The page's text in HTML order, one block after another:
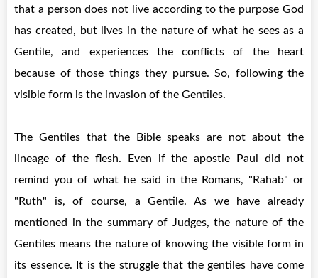
that a person does not live according to the purpose God
has created, but lives in the nature of what he sees as a
Gentile, and experiences the conflicts of the heart
because of those things they pursue. So, following the
visible form is the invasion of the Gentiles.
The Gentiles that the Bible speaks are not about the
lineage of the flesh. Even if the apostle Paul did not
remind you of what he said in the Romans, "Rahab" or
"Ruth" is, of course, a Gentile. As we have already
mentioned in the summary of Judges, the nature of the
Gentiles means the nature of knowing the visible form in
its essence. It is the struggle that the gentiles have come